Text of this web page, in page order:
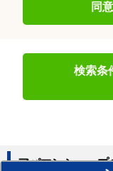
同
検索条
アパマンショップ